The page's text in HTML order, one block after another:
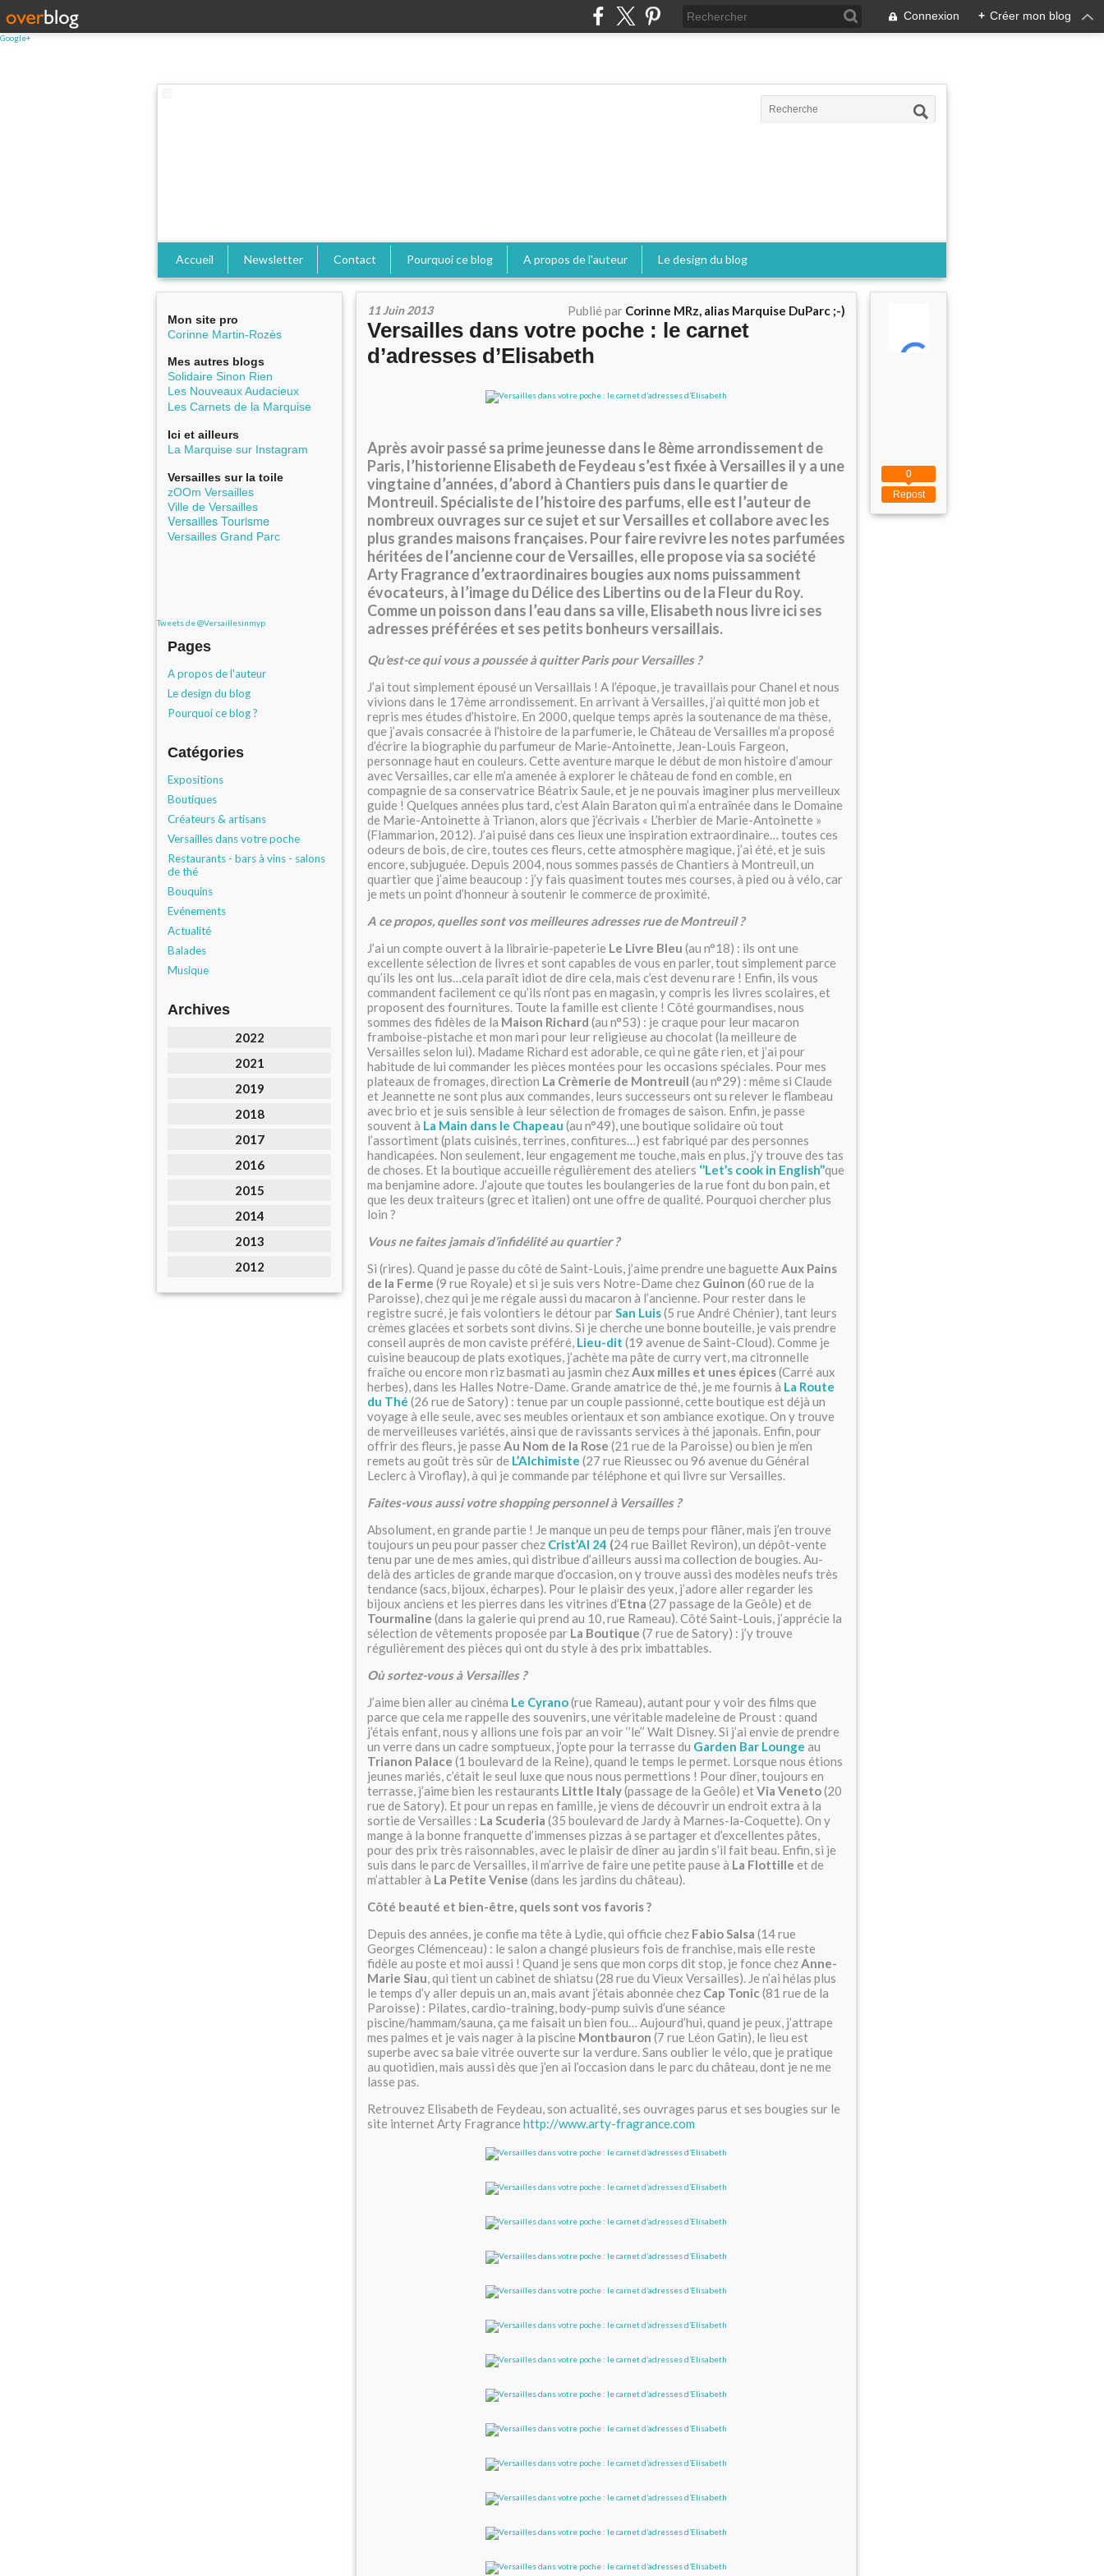
Google+
Connexion + Créer mon blog
Accueil Newsletter Contact Pourquoi ce blog A propos de l'auteur Le design du blog
Mon site pro
Corinne Martin-Rozès
Mes autres blogs
Solidaire Sinon Rien
Les Nouveaux Audacieux
Les Carnets de la Marquise
Ici et ailleurs
La Marquise sur Instagram
Versailles sur la toile
zOOm Versailles
Ville de Versailles
Versailles Tourisme
Versailles Grand Parc
Tweets de @Versaillesinmyp
Pages
A propos de l'auteur
Le design du blog
Pourquoi ce blog ?
Catégories
Expositions
Boutiques
Créateurs & artisans
Versailles dans votre poche
Restaurants - bars à vins - salons
de thé
Bouquins
Evénements
Actualité
Balades
Musique
Archives
2022
2021
2019
2018
2017
2016
2015
2014
2013
2012
11 Juin 2013 Publié par Corinne MRz, alias Marquise DuParc ;-)
Versailles dans votre poche : le carnet
d’adresses d’Elisabeth
Après avoir passé sa prime jeunesse dans le 8ème arrondissement de
Paris, l’historienne Elisabeth de Feydeau s’est fixée à Versailles il y a une
vingtaine d’années, d’abord à Chantiers puis dans le quartier de
Montreuil. Spécialiste de l’histoire des parfums, elle est l’auteur de
nombreux ouvrages sur ce sujet et sur Versailles et collabore avec les
plus grandes maisons françaises. Pour faire revivre les notes parfumées
héritées de l’ancienne cour de Versailles, elle propose via sa société
Arty Fragrance d’extraordinaires bougies aux noms puissamment
évocateurs, à l’image du Délice des Libertins ou de la Fleur du Roy.
Comme un poisson dans l’eau dans sa ville, Elisabeth nous livre ici ses
adresses préférées et ses petits bonheurs versaillais.
Qu’est-ce qui vous a poussée à quitter Paris pour Versailles ?
J’ai tout simplement épousé un Versaillais ! A l’époque, je travaillais pour Chanel et nous
vivions dans le 17ème arrondissement. En arrivant à Versailles, j’ai quitté mon job et
repris mes études d’histoire. En 2000, quelque temps après la soutenance de ma thèse,
que j’avais consacrée à l’histoire de la parfumerie, le Château de Versailles m’a proposé
d’écrire la biographie du parfumeur de Marie-Antoinette, Jean-Louis Fargeon,
personnage haut en couleurs. Cette aventure marque le début de mon histoire d’amour
avec Versailles, car elle m’a amenée à explorer le château de fond en comble, en
compagnie de sa conservatrice Béatrix Saule, et je ne pouvais imaginer plus merveilleux
guide ! Quelques années plus tard, c’est Alain Baraton qui m’a entraînée dans le Domaine
de Marie-Antoinette à Trianon, alors que j’écrivais « L’herbier de Marie-Antoinette »
(Flammarion, 2012). J’ai puisé dans ces lieux une inspiration extraordinaire… toutes ces
odeurs de bois, de cire, toutes ces fleurs, cette atmosphère magique, j’ai été, et je suis
encore, subjuguée. Depuis 2004, nous sommes passés de Chantiers à Montreuil, un
quartier que j’aime beaucoup : j’y fais quasiment toutes mes courses, à pied ou à vélo, car
je mets un point d’honneur à soutenir le commerce de proximité.
A ce propos, quelles sont vos meilleures adresses rue de Montreuil ?
J’ai un compte ouvert à la librairie-papeterie Le Livre Bleu (au n°18) : ils ont une
excellente sélection de livres et sont capables de vous en parler, tout simplement parce
qu’ils les ont lus…cela paraît idiot de dire cela, mais c’est devenu rare ! Enfin, ils vous
commandent facilement ce qu’ils n’ont pas en magasin, y compris les livres scolaires, et
proposent des fournitures. Toute la famille est cliente ! Côté gourmandises, nous
sommes des fidèles de la Maison Richard (au n°53) : je craque pour leur macaron
framboise-pistache et mon mari pour leur religieuse au chocolat (la meilleure de
Versailles selon lui). Madame Richard est adorable, ce qui ne gâte rien, et j’ai pour
habitude de lui commander les pièces montées pour les occasions spéciales. Pour mes
plateaux de fromages, direction La Crèmerie de Montreuil (au n°29) : même si Claude
et Jeannette ne sont plus aux commandes, leurs successeurs ont su relever le flambeau
avec brio et je suis sensible à leur sélection de fromages de saison. Enfin, je passe
souvent à La Main dans le Chapeau (au n°49), une boutique solidaire où tout
l’assortiment (plats cuisinés, terrines, confitures…) est fabriqué par des personnes
handicapées. Non seulement, leur engagement me touche, mais en plus, j’y trouve des tas
de choses. Et la boutique accueille régulièrement des ateliers ‘’Let’s cook in English’’que
ma benjamine adore. J’ajoute que toutes les boulangeries de la rue font du bon pain, et
que les deux traiteurs (grec et italien) ont une offre de qualité. Pourquoi chercher plus
loin ?
Vous ne faites jamais d’infidélité au quartier ?
Si (rires). Quand je passe du côté de Saint-Louis, j’aime prendre une baguette Aux Pains
de la Ferme (9 rue Royale) et si je suis vers Notre-Dame chez Guinon (60 rue de la
Paroisse), chez qui je me régale aussi du macaron à l’ancienne. Pour rester dans le
registre sucré, je fais volontiers le détour parSan Luis(5 rue André Chénier), tant leurs
crèmes glacées et sorbets sont divins. Si je cherche une bonne bouteille, je vais prendre
conseil auprès de mon caviste préféré, Lieu-dit (19 avenue de Saint-Cloud). Comme je
cuisine beaucoup de plats exotiques, j’achète ma pâte de curry vert, ma citronnelle
fraîche ou encore mon riz basmati au jasmin chezAux milles et unes épices(Carré aux
herbes), dans les Halles Notre-Dame. Grande amatrice de thé, je me fournis à La Route
du Thé (26 rue de Satory) : tenue par un couple passionné, cette boutique est déjà un
voyage à elle seule, avec ses meubles orientaux et son ambiance exotique. On y trouve
de merveilleuses variétés, ainsi que de ravissants services à thé japonais. Enfin, pour
offrir des fleurs, je passe Au Nom de la Rose (21 rue de la Paroisse) ou bien je m’en
remets au goût très sûr de L’Alchimiste (27 rue Rieussec ou 96 avenue du Général
Leclerc à Viroflay), à qui je commande par téléphone et qui livre sur Versailles.
Faites-vous aussi votre shopping personnel à Versailles ?
Absolument, en grande partie ! Je manque un peu de temps pour flâner, mais j’en trouve
toujours un peu pour passer chez Crist’Al 24 (24 rue Baillet Reviron), un dépôt-vente
tenu par une de mes amies, qui distribue d’ailleurs aussi ma collection de bougies. Au-
delà des articles de grande marque d’occasion, on y trouve aussi des modèles neufs très
tendance (sacs, bijoux, écharpes). Pour le plaisir des yeux, j’adore aller regarder les
bijoux anciens et les pierres dans les vitrines d’Etna (27 passage de la Geôle) et de
Tourmaline (dans la galerie qui prend au 10, rue Rameau). Côté Saint-Louis, j’apprécie la
sélection de vêtements proposée par La Boutique (7 rue de Satory) : j’y trouve
régulièrement des pièces qui ont du style à des prix imbattables.
Où sortez-vous à Versailles ?
J’aime bien aller au cinéma Le Cyrano(rue Rameau), autant pour y voir des films que
parce que cela me rappelle des souvenirs, une véritable madeleine de Proust : quand
j’étais enfant, nous y allions une fois par an voir ‘’le’’ Walt Disney. Si j’ai envie de prendre
un verre dans un cadre somptueux, j’opte pour la terrasse du Garden Bar Lounge au
Trianon Palace (1 boulevard de la Reine), quand le temps le permet. Lorsque nous étions
jeunes mariés, c’était le seul luxe que nous nous permettions ! Pour dîner, toujours en
terrasse, j’aime bien les restaurants Little Italy(passage de la Geôle) etVia Veneto(20
rue de Satory). Et pour un repas en famille, je viens de découvrir un endroit extra à la
sortie de Versailles : La Scuderia (35 boulevard de Jardy à Marnes-la-Coquette). On y
mange à la bonne franquette d’immenses pizzas à se partager et d’excellentes pâtes,
pour des prix très raisonnables, avec le plaisir de dîner au jardin s’il fait beau. Enfin, si je
suis dans le parc de Versailles, il m’arrive de faire une petite pause à La Flottille et de
m’attabler à La Petite Venise (dans les jardins du château).
Côté beauté et bien-être, quels sont vos favoris ?
Depuis des années, je confie ma tête à Lydie, qui officie chez Fabio Salsa (14 rue
Georges Clémenceau) : le salon a changé plusieurs fois de franchise, mais elle reste
fidèle au poste et moi aussi ! Quand je sens que mon corps dit stop, je fonce chezAnne-
Marie Siau, qui tient un cabinet de shiatsu (28 rue du Vieux Versailles). Je n’ai hélas plus
le temps d’y aller depuis un an, mais avant j’étais abonnée chez Cap Tonic(81 rue de la
Paroisse) : Pilates, cardio-training, body-pump suivis d’une séance
piscine/hammam/sauna, ça me faisait un bien fou… Aujourd’hui, quand je peux, j’attrape
mes palmes et je vais nager à la piscine Montbauron (7 rue Léon Gatin), le lieu est
superbe avec sa baie vitrée ouverte sur la verdure. Sans oublier le vélo, que je pratique
au quotidien, mais aussi dès que j’en ai l’occasion dans le parc du château, dont je ne me
lasse pas.
Retrouvez Elisabeth de Feydeau, son actualité, ses ouvrages parus et ses bougies sur le
site internet Arty Fragrance http://www.arty-fragrance.com
Repost
0